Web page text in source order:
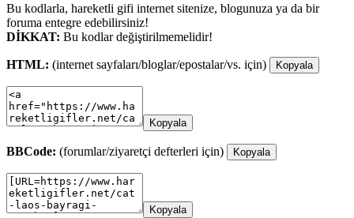
Bu kodlarla, hareketli gifi internet sitenize, blogunuza ya da bir
foruma entegre edebilirsiniz!
DİKKAT: Bu kodlar değiştirilmemelidir!
HTML: (internet sayfaları/bloglar/epostalar/vs. için) Kopyala
Kopyala
BBCode: (forumlar/ziyaretçi defterleri için) Kopyala
Kopyala